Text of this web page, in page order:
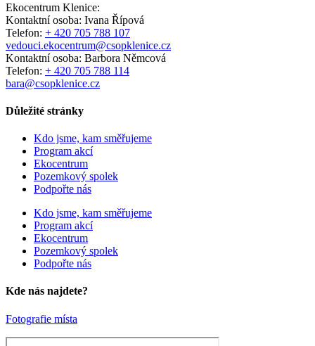
Ekocentrum Klenice:
Kontaktní osoba: Ivana Řípová
Telefon: + 420 705 788 107
vedouci.ekocentrum@csopklenice.cz
Kontaktní osoba: Barbora Němcová
Telefon: + 420 705 788 114
bara@csopklenice.cz
Důležité stránky
Kdo jsme, kam směřujeme
Program akcí
Ekocentrum
Pozemkový spolek
Podpořte nás
Kdo jsme, kam směřujeme
Program akcí
Ekocentrum
Pozemkový spolek
Podpořte nás
Kde nás najdete?
Fotografie místa